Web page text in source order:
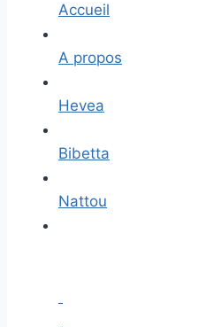
Accueil
A propos
Hevea
Bibetta
Nattou